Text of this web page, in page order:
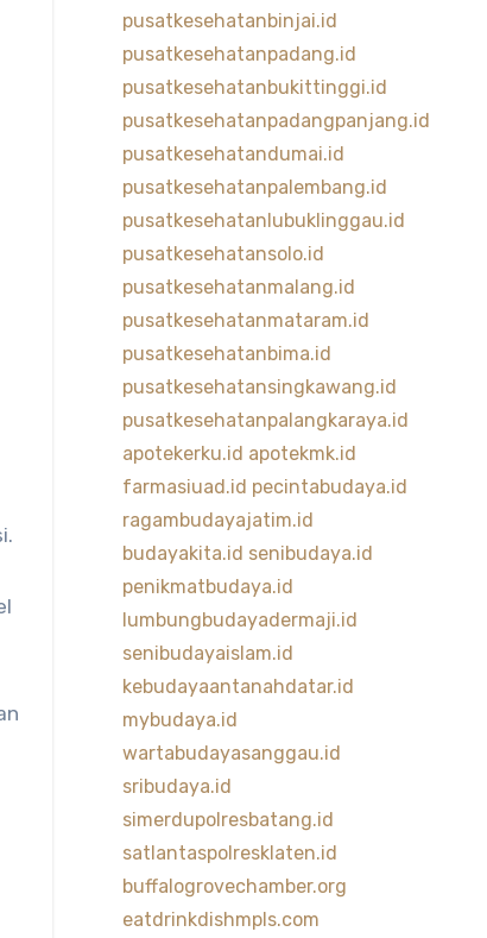
pusatkesehatanbinjai.id
pusatkesehatanpadang.id
pusatkesehatanbukittinggi.id
pusatkesehatanpadangpanjang.id
pusatkesehatandumai.id
pusatkesehatanpalembang.id
pusatkesehatanlubuklinggau.id
pusatkesehatansolo.id
pusatkesehatanmalang.id
pusatkesehatanmataram.id
pusatkesehatanbima.id
pusatkesehatansingkawang.id
pusatkesehatanpalangkaraya.id
apotekerku.id apotekmk.id
farmasiuad.id pecintabudaya.id
ragambudayajatim.id
budayakita.id senibudaya.id
penikmatbudaya.id
lumbungbudayadermaji.id
senibudayaislam.id
kebudayaantanahdatar.id
mybudaya.id
wartabudayasanggau.id
sribudaya.id
simerdupolresbatang.id
satlantaspolresklaten.id
buffalogrovechamber.org
eatdrinkdishmpls.com